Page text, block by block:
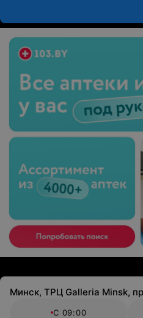
Минск, ТРЦ Galleria Minsk,
С 09:00